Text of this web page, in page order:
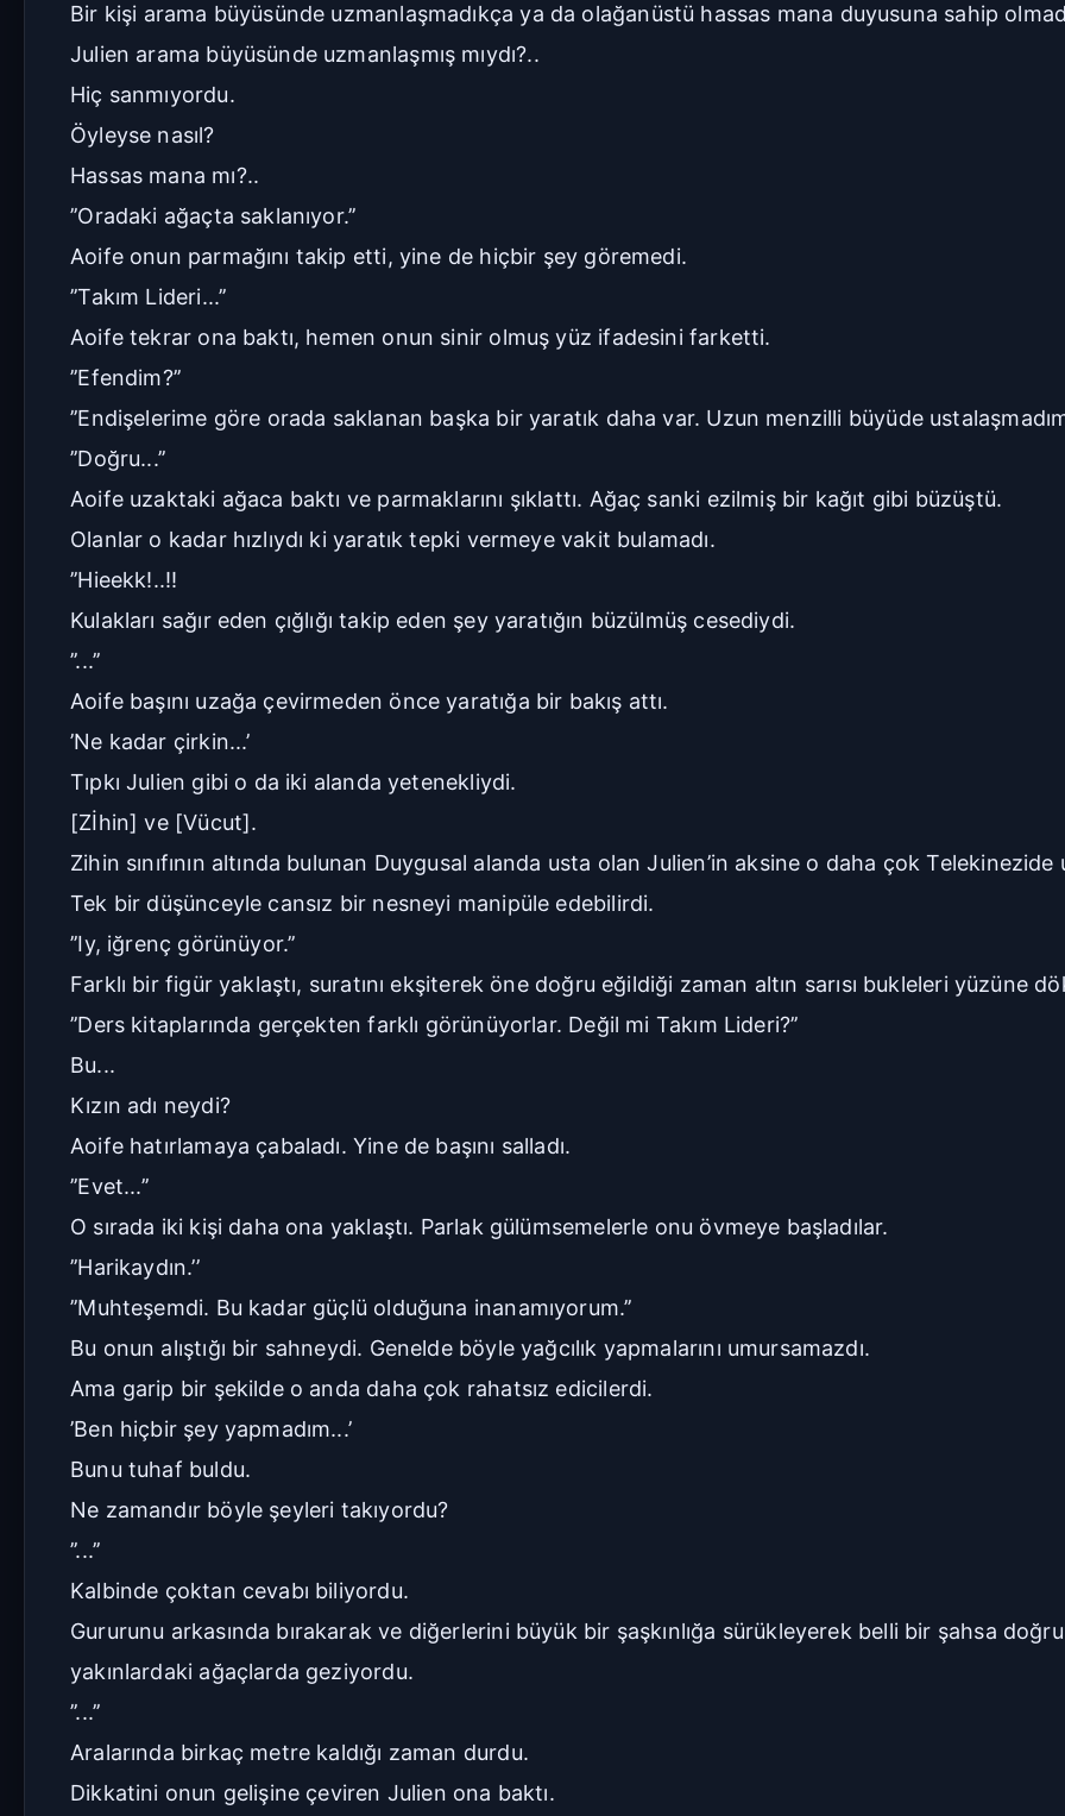
Bir kişi arama büyüsünde uzmanlaşmadıkça ya da olağanüstü hassas mana duyusuna sahip
Julien arama büyüsünde uzmanlaşmış mıydı?..
Hiç sanmıyordu.
Öyleyse nasıl?
Hassas mana mı?..
’’Oradaki ağaçta saklanıyor.’’
Aoife onun parmağını takip etti, yine de hiçbir şey göremedi.
’’Takım Lideri...’’
Aoife tekrar ona baktı, hemen onun sinir olmuş yüz ifadesini farketti.
’’Efendim?’’
’’Endişelerime göre orada saklanan başka bir yaratık daha var. Uzun menzilli büyüde
’’Doğru...’’
Aoife uzaktaki ağaca baktı ve parmaklarını şıklattı. Ağaç sanki ezilmiş bir kağıt gibi büzüştü.
Olanlar o kadar hızlıydı ki yaratık tepki vermeye vakit bulamadı.
’’Hieekk!..!!
Kulakları sağır eden çığlığı takip eden şey yaratığın büzülmüş cesediydi.
’’...’’
Aoife başını uzağa çevirmeden önce yaratığa bir bakış attı.
’Ne kadar çirkin...’
Tıpkı Julien gibi o da iki alanda yetenekliydi.
[Zİhin] ve [Vücut].
Zihin sınıfının altında bulunan Duygusal alanda usta olan Julien’in aksine o daha çok Telekinezide
Tek bir düşünceyle cansız bir nesneyi manipüle edebilirdi.
’’Iy, iğrenç görünüyor.’’
Farklı bir figür yaklaştı, suratını ekşiterek öne doğru eğildiği zaman altın sarısı bukleleri yüzüne
’’Ders kitaplarında gerçekten farklı görünüyorlar. Değil mi Takım Lideri?’’
Bu...
Kızın adı neydi?
Aoife hatırlamaya çabaladı. Yine de başını salladı.
’’Evet...’’
O sırada iki kişi daha ona yaklaştı. Parlak gülümsemelerle onu övmeye başladılar.
’’Harikaydın.’’
’’Muhteşemdi. Bu kadar güçlü olduğuna inanamıyorum.’’
Bu onun alıştığı bir sahneydi. Genelde böyle yağcılık yapmalarını umursamazdı.
Ama garip bir şekilde o anda daha çok rahatsız edicilerdi.
’Ben hiçbir şey yapmadım...’
Bunu tuhaf buldu.
Ne zamandır böyle şeyleri takıyordu?
’’...’’
Kalbinde çoktan cevabı biliyordu.
Gururunu arkasında bırakarak ve diğerlerini büyük bir şaşkınlığa sürükleyerek belli bir şahsa
yakınlardaki ağaçlarda geziyordu.
’’...’’
Aralarında birkaç metre kaldığı zaman durdu.
Dikkatini onun gelişine çeviren Julien ona baktı.